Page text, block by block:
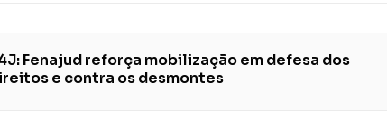
Fenajud reforça mobilização em defesa dos
e contra os desmontes